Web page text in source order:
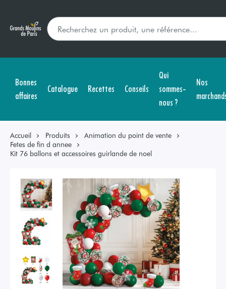
Bonnes
affaires
Catalogue Recettes Conseils
Qui
sommes-
nous ?
Nos
Accueil Produits
Animation du point de vente
Fetes de fin d annee
Kit 76 ballons et accessoires guirlande de noel